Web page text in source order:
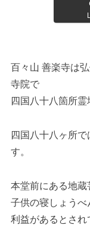
百々山 善楽寺は
寺院で
四国八十八箇所
四国八十八ヶ所
す。
本堂前にある地蔵
子供の寝しょう
利益があるとされ